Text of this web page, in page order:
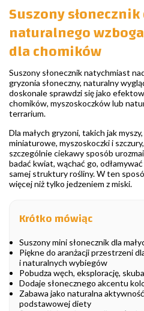
Suszony
naturalnego
dla chomików
Suszony słonecznik natychmiast
gryzonia słoneczny, naturalny
doskonale sprawdzi się jako
chomików, myszoskoczków lub
terrarium.
Dla małych gryzoni, takich jak
miniaturowe, myszoskoczki i
szczególnie ciekawy sposób
badać kwiat, wąchać go,
samej struktury rośliny. W ten
więcej niż tylko jedzeniem z miski.
Krótko mówiąc
Suszony mini słonecznik dla
Piękne do aranżacji przestrzeni
i naturalnych wybiegów
Pobudza węch, eksplorację,
Dodaje słonecznego akcentu
Zabawa jako naturalna
podstawowej diety